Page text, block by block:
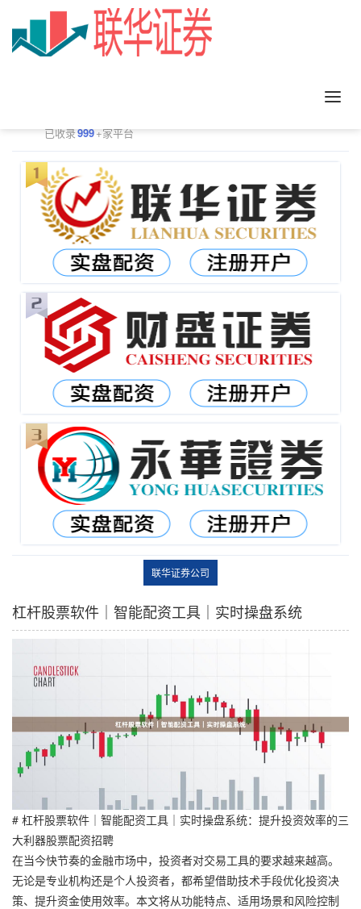
已收录999+家平台
联华证券公司
杠杆股票软件｜智能配资工具｜实时操盘系统
# 杠杆股票软件｜智能配资工具｜实时操盘系统：提升投资效率的三
大利器股票配资招聘
在当今快节奏的金融市场中，投资者对交易工具的要求越来越高。
无论是专业机构还是个人投资者，都希望借助技术手段优化投资决
策、提升资金使用效率。本文将从功能特点、适用场景和风险控制